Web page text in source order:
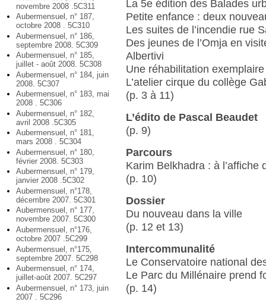
novembre 2008 .5C311
Aubermensuel, n° 187,
octobre 2008 . 5C310
Aubermensuel, n° 186,
septembre 2008. 5C309
Aubermensuel, n° 185,
juillet - août 2008. 5C308
Aubermensuel, n° 184, juin
2008. 5C307
Aubermensuel, n° 183, mai
2008 . 5C306
Aubermensuel, n° 182,
avril 2008 .5C305
Aubermensuel, n° 181,
mars 2008 . 5C304
Aubermensuel, n° 180,
février 2008. 5C303
Aubermensuel, n° 179,
janvier 2008 .5C302
Aubermensuel, n°178,
décembre 2007. 5C301
Aubermensuel, n° 177,
novembre 2007. 5C300
Aubermensuel, n°176,
octobre 2007 .5C299
Aubermensuel, n°175,
septembre 2007. 5C298
Aubermensuel, n° 174,
juillet-août 2007. 5C297
Aubermensuel, n° 173, juin
2007 . 5C296
La 5e édition des Balades
Petite enfance : deux
Les suites de l’incendie rue
Des jeunes de l’Omja en
Albertivi
Une réhabilitation
L’atelier cirque du collège
(p. 3 à 11)
L’édito de Pascal Beaudet
(p. 9)
Parcours
Karim Belkhadra : à l’affiche
(p. 10)
Dossier
Du nouveau dans la ville
(p. 12 et 13)
Intercommunalité
Le Conservatoire national
Le Parc du Millénaire prend
(p. 14)